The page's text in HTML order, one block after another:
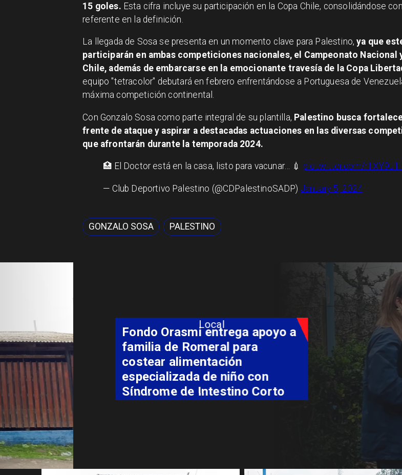
15 goles. Esta cifra incluye su participación en la Copa Chile, consolidándose
referente en la definición.
La llegada de Sosa se presenta en un momento clave para Palestino, ya que
participarán en ambas competiciones nacionales, el Campeonato Nacional
Chile, además de embarcarse en la emocionante travesía de la Copa
equipo "tetracolor" debutará en febrero enfrentándose a Portuguesa de
máxima competición continental.
Con Gonzalo Sosa como parte integral de su plantilla, Palestino busca
frente de ataque y aspirar a destacadas actuaciones en las diversas
que afrontarán durante la temporada 2024.
🏥 El Doctor está en la casa, listo para vacunar… 💉 pic.twitter.com/
— Club Deportivo Palestino (@CDPalestinoSADP) January 5, 2024
GONZALO SOSA PALESTINO
Local
Fondo Orasmi entrega apoyo a
familia de Romeral para
costear alimentación
especializada de niño con
Síndrome de Intestino Corto